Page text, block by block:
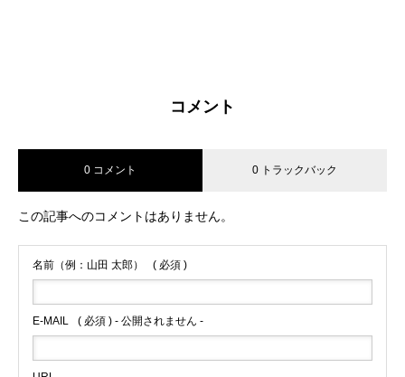
コメント
0 コメント 0 トラックバック
この記事へのコメントはありません。
名前（例：山田 太郎） ( 必須 )
E-MAIL ( 必須 ) - 公開されません -